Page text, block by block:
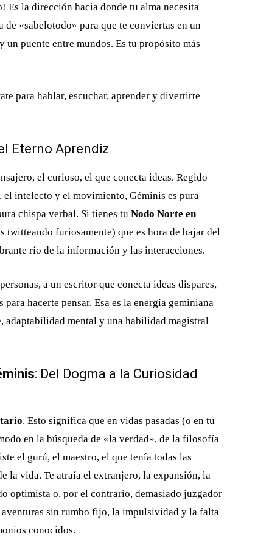
Es la dirección hacia donde tu alma necesita
«sabelotodo» para que te conviertas en un
puente entre mundos. Es tu propósito más
para hablar, escuchar, aprender y divertirte
Eterno Aprendiz
el curioso, el que conecta ideas. Regido
intelecto y el movimiento, Géminis es pura
chispa verbal. Si tienes tu Nodo Norte en
twitteando furiosamente) que es hora de bajar del
río de la información y las interacciones.
a un escritor que conecta ideas dispares,
hacerte pensar. Esa es la energía geminiana
adaptabilidad mental y una habilidad magistral
: Del Dogma a la Curiosidad
. Esto significa que en vidas pasadas (o en tu
en la búsqueda de «la verdad», de la filosofía
el gurú, el maestro, el que tenía todas las
la vida. Te atraía el extranjero, la expansión, la
optimista o, por el contrario, demasiado juzgador
sin rumbo fijo, la impulsividad y la falta
conocidos.